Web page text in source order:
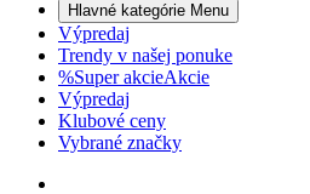
Hlavné kategórie Menu
Výpredaj
Trendy v našej ponuke
%Super akcieAkcie
Výpredaj
Klubové ceny
Vybrané značky